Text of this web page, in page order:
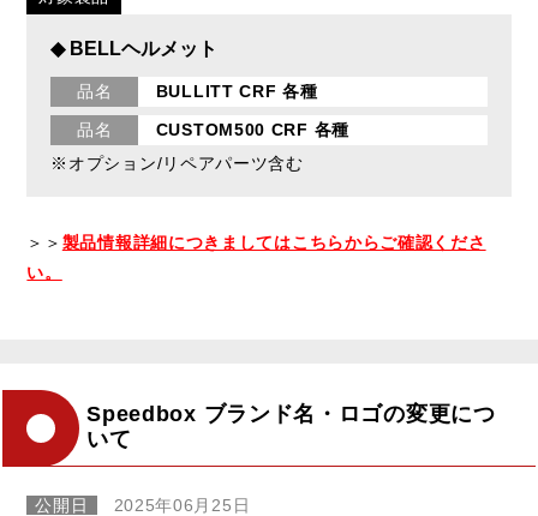
◆ BELLヘルメット
品名
BULLITT CRF 各種
品名
CUSTOM500 CRF 各種
※オプション/リペアパーツ含む
＞＞ 製品情報詳細につきましてはこちらからご確認くださ
い。
Speedbox ブランド名・ロゴの変更につ
いて
公開日
2025年06月25日